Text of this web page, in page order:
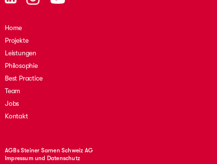
Home
Projekte
Leistungen
Philosophie
Best Practice
Team
Jobs
Kontakt
AGBs Steiner Sarnen Schweiz AG
Impressum und Datenschutz